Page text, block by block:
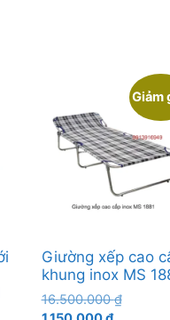
Giảm
Giường xếp cao
khung inox MS
16.500.000₫Giá